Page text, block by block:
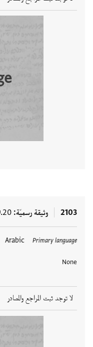
2103 وثيقة رسميّة
Primary language
Arabic
None
لا توجد ثبت المراجع والمصادر